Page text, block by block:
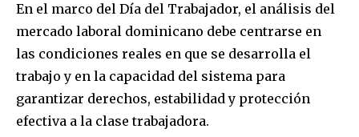
En el marco del Día del Trabajador, el análisis del
mercado laboral dominicano debe centrarse en
las condiciones reales en que se desarrolla el
trabajo y en la capacidad del sistema para
garantizar derechos, estabilidad y protección
efectiva a la clase trabajadora.